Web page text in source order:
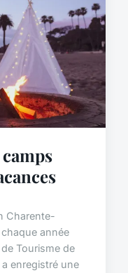
Charente-
année
Tourisme de
enregistré une